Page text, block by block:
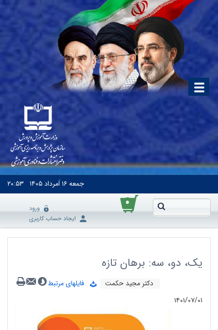
جمعه۱۶ اَمرداد ۱۴۰۵ ۲۰:۵۳
۰
ورود
ایجاد حساب کاربری
یک، دو، سه: برهان تازه
دکتر مجید حکمت
فایلهای مرتبط
۱۴۰۱/۰۷/۰۱